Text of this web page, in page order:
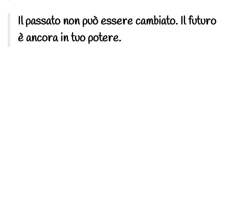
Il passato non può essere cambiato. Il futuro
è ancora in tuo potere.